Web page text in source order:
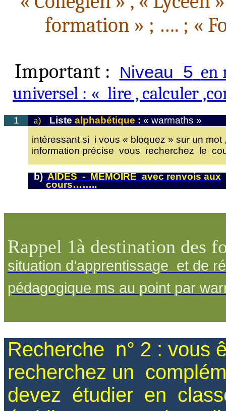
formation » ; …. ; «
Important : Niveau 5 en
universel : « lire , calculer
1 a) Listealphabétique : « warmaths »
intéressant si i vous « bloquez » sur un mot
information précise vous recherchez le
b) AIDES - MEMOIRE avec renvois aux
cours……..
Rappel 1à destination des
situation d’apprentissage et de
pédagogique ms au point par
Recherche n° 2 : vous
recherchez un
devez étudier en